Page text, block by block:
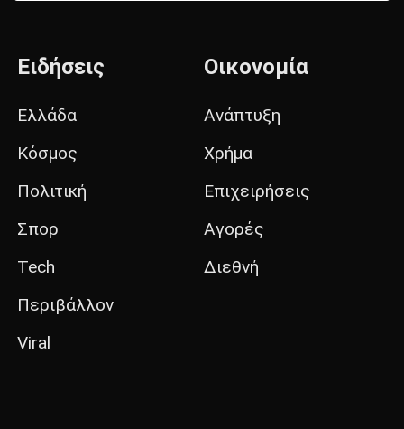
Ειδήσεις
Ελλάδα
Κόσμος
Πολιτική
Σπορ
Tech
Περιβάλλον
Viral
Οικονομία
Ανάπτυξη
Χρήμα
Επιχειρήσεις
Αγορές
Διεθνή